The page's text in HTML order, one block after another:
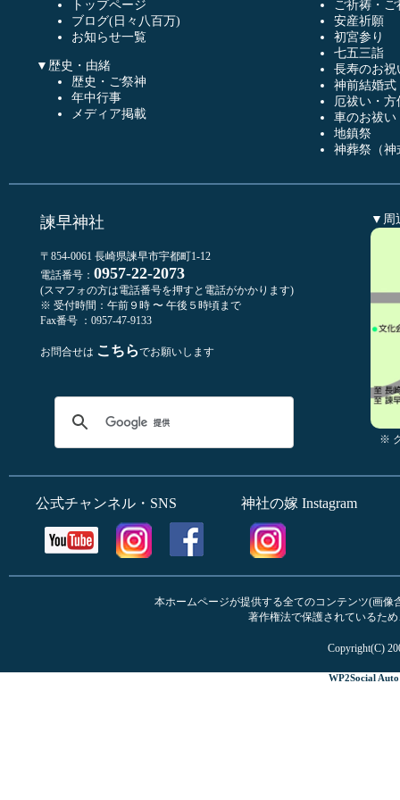
トップページ
ブログ(日々八百万)
お知らせ一覧
▼歴史・由緒
歴史・ご祭神
年中行事
メディア掲載
ご祈祷・
安産祈願
初宮参り
七五三詣
長寿のお祝
神前結婚式
厄祓い・方
車のお祓い
地鎮祭
神葬祭（神
諫早神社
〒854-0061 長崎県諫早市宇都町1-12
電話番号： 0957-22-2073
(スマフォの方は電話番号を押すと電話がかかります)
※ 受付時間：午前９時 〜 午後５時頃まで
Fax番号 ：0957-47-9133
お問合せは こちらでお願いします
▼周
※
公式チャンネル・SNS 神社の嫁 Instagram
本ホームページが提供する全てのコンテンツ(画
著作権法で保護されているた
Copyright(C)
WP2Social